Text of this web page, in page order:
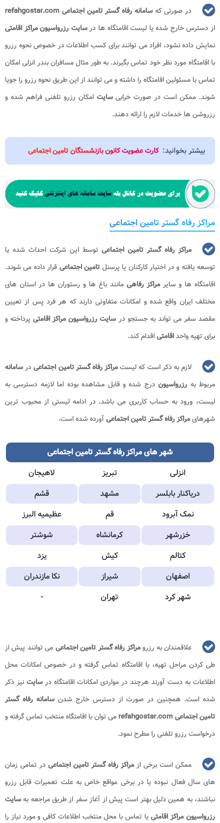
در صورتی که سامانه رفاه گستر تامین اجتماعی refahgostar.com
از دسترس خارج شده یا لیست اقامتگاه ها درسایت رزرواسیون مراکز اقامتی
نمایش داده نشود، افراد می توانند برای کسب اطلاعات در خصوص نحوه رزرو
با اقامتگاه مورد نظر خود تماس بگیرند. به طور مثال مسافران بندر انزلی امکان
تماس با مسئولین اقامتگاه را داشته و می توانند از این طریق نحوه رزرو را جویا
شوند. ممکن است در صورت خرابیسایتامکان رزرو تلفنی فراهم شده و
رزروشن ها خدمات لازم را ارائه دهند.
بیشتر بخوانید: کارت عضویت کانون بازنشستگان تامین اجتماعی
مراکز رفاه گستر تامین اجتماعی
مراکز رفاه گستر تامین اجتماعی توسط این شرکت احداث شده یا
توسعه یافته و در اختیار کارکنان یا پرسنل تامین اجتماعی قرار داده می شوند.
اقامتگاه ها و سایر مراکز رفاهی مانند باغ ها و رستوران ها در استان های
مختلف ایران واقع شده و امکانات متفاوتی دارند که هر فرد پس از تعیین
مقصد سفر می تواند به جستجو در سایت رزرواسیون مراکز اقامتی پرداخته و
برای تهیه واحداقامتیاقدام کند.
لازم به ذکر است که لیستمراکز رفاه گستر تامین اجتماعیدرسامانه
مربوط به رزرواسیوندرج شده و قابل مشاهده بوده اما لازمه دسترسی به
لیست، ورود به حساب کاربری می باشد. در ادامه لیستی از محبوب ترین
شهرهایمراکز رفاه گستر تامین اجتماعیآورده شده است.
شهر های مراکز رفاه گستر تامین اجتماعی
انزلی
تبریز
لاهیجان
دریاکنار بابلسر
مشهد
قشم
نمک آبرود
قم
عظیمیه البرز
خزرشهر
کرمانشاه
شوشتر
کتالم
کیش
یزد
اصفهان
شیراز
نکا مازندران
شهر کرد
تهران -
علاقمندان به رزرومراکز رفاه گستر تامین اجتماعی می توانند پیش از
طی کردن مراحل تهیه، با اقامتگاه تماس گرفته و در خصوص امکانات محل
اطلاعات به دست آورند هرچند در مواردی امکانات اقامتگاه در سایت نیز ذکر
شده است. همچنین در صورت از دسترس خارج شدن سامانه رفاه گستر
تامین اجتماعی refahgostar.com
می توان با اقامتگاه منتخب تماس گرفته و
درخواست رزرو تلفنی را مطرح نمود.
ممکن است برخی از مراکز رفاه گستر تامین اجتماعی در تمامی زمان
های سال فعال نبوده یا در برخی مواقع خاص به علت تعمیرات قابل رزرو
نباشند، به همین دلیل بهتر است پیش از آغاز سفر از طریق مراجعه بهسایت
رزرواسیون مراکز اقامتی یا تماس با محل منتخب اطلاعات کافی و مورد نیاز را